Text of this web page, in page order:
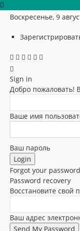
Воскресенье, 9
Sign in
Добро пожаловать!
Ваше имя
Ваш пароль
Forgot your
Password recovery
Восстановите свой
Ваш адрес